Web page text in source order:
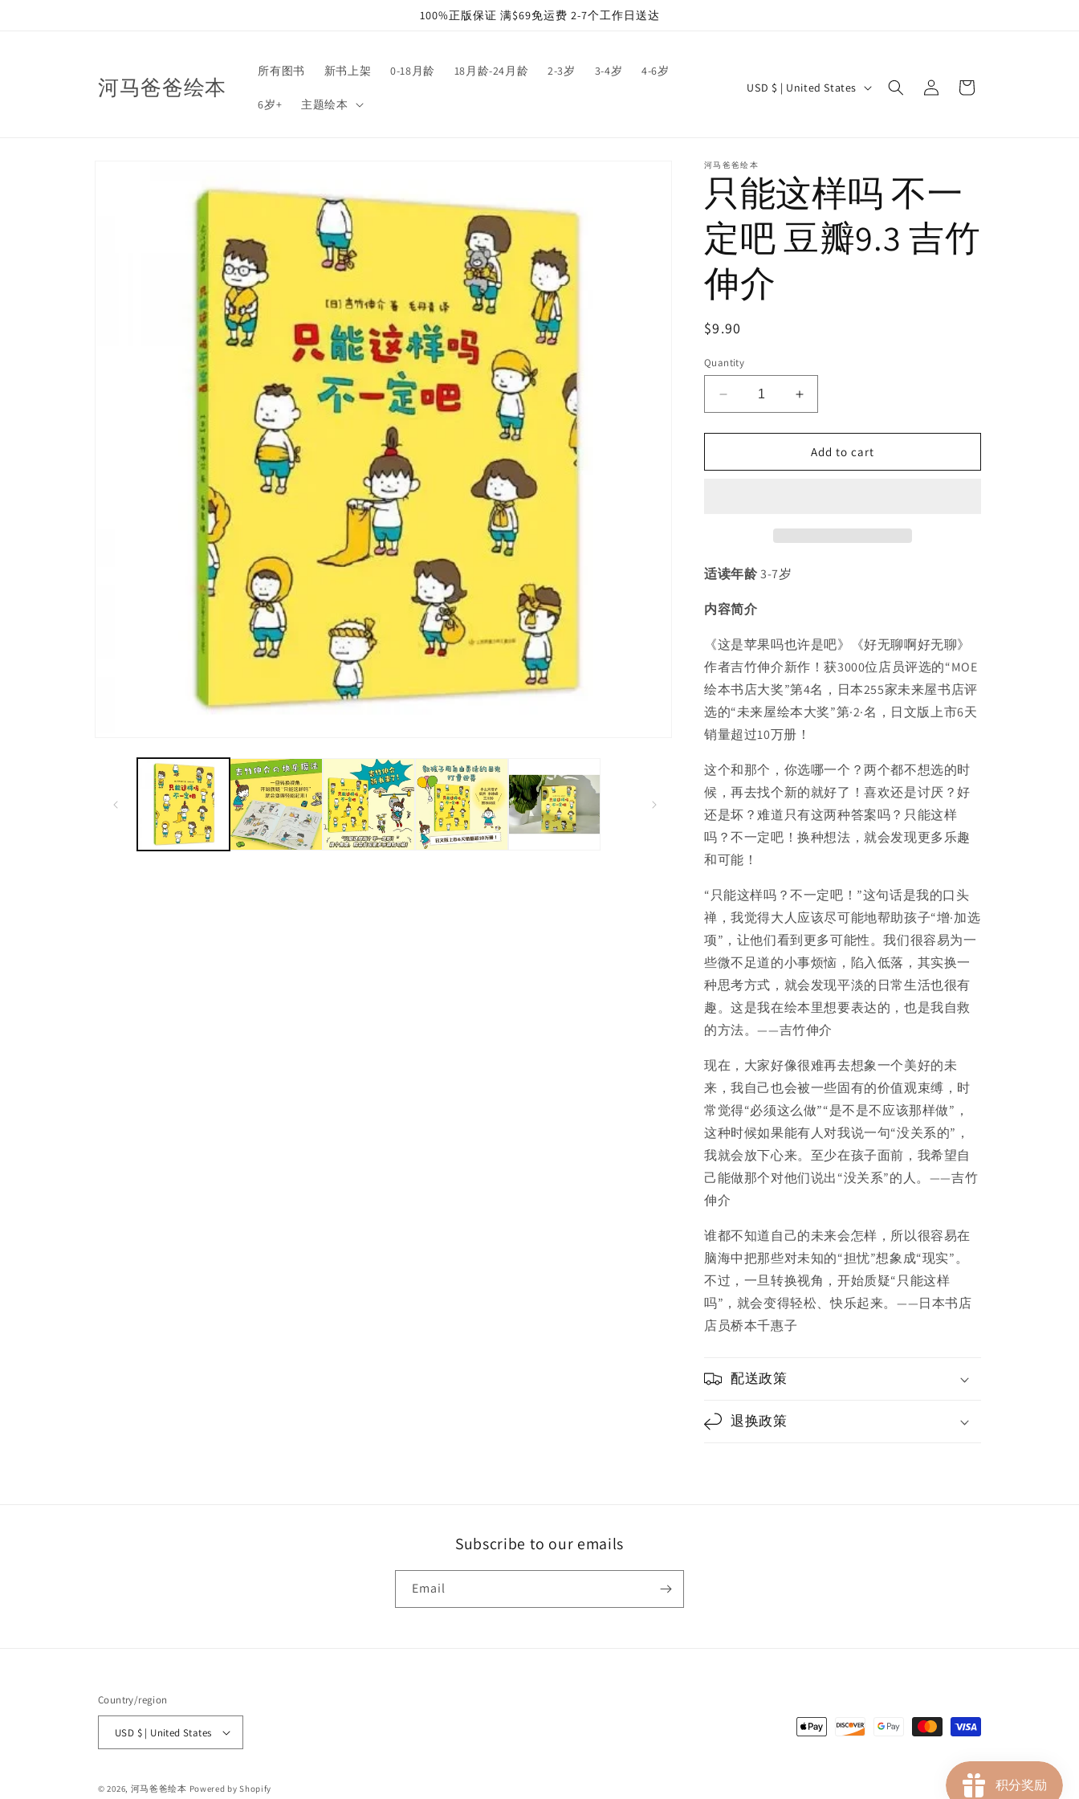
100%正版保证 满$69免运费 2-7个工作日送达
河马爸爸绘本
所有图书 新书上架 0-18月龄 18月龄-24月龄 2-3岁 3-4岁 4-6岁
6岁+ 主题绘本
C
n
t
r
y
/
r
e
i
n
USD $ | United States
Log
in
Cart
河马爸爸绘本
只能这样吗 不一
定吧 豆瓣9.3 吉竹
伸介
Regular
$9.90
Quantity
Decrease
quantity
for
能
一
吧
瓣
9.3
吉
伸
介
Increase
quantity
for
只
能
吗
瓣
9.3
吉
伸
介
Add to cart
适读年龄3-7岁
内容简介
《这是苹果吗也许是吧》《好无聊啊好无聊》
作者吉竹伸介新作！获3000位店员评选的“MOE
绘本书店大奖”第4名，日本255家未来屋书店评
选的“未来屋绘本大奖”第·2·名，日文版上市6天
销量超过10万册！
这个和那个，你选哪一个？两个都不想选的时
候，再去找个新的就好了！喜欢还是讨厌？好
还是坏？难道只有这两种答案吗？只能这样
吗？不一定吧！换种想法，就会发现更多乐趣
和可能！
“只能这样吗？不一定吧！”这句话是我的口头
禅，我觉得大人应该尽可能地帮助孩子“增·加选
项”，让他们看到更多可能性。我们很容易为一
些微不足道的小事烦恼，陷入低落，其实换一
种思考方式，就会发现平淡的日常生活也很有
趣。这是我在绘本里想要表达的，也是我自救
的方法。——吉竹伸介
现在，大家好像很难再去想象一个美好的未
来，我自己也会被一些固有的价值观束缚，时
常觉得“必须这么做”“是不是不应该那样做”，
这种时候如果能有人对我说一句“没关系的”，
我就会放下心来。至少在孩子面前，我希望自
己能做那个对他们说出“没关系”的人。——吉竹
伸介
谁都不知道自己的未来会怎样，所以很容易在
脑海中把那些对未知的“担忧”想象成“现实”。
不过，一旦转换视角，开始质疑“只能这样
吗”，就会变得轻松、快乐起来。——日本书店
店员桥本千惠子
配送政策
退换政策
Subscribe to our emails
Email
Country/region
USD $ | United States
Payment
© 2026, 河马爸爸绘本 Powered by Shopify